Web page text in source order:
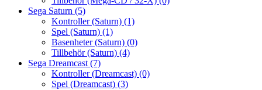
Sega Saturn (5)
Kontroller (Saturn) (1)
Spel (Saturn) (1)
Basenheter (Saturn) (0)
Tillbehör (Saturn) (4)
Sega Dreamcast (7)
Kontroller (Dreamcast) (0)
Spel (Dreamcast) (3)